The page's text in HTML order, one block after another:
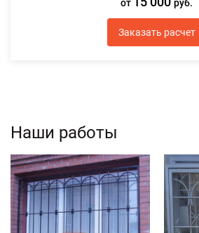
от руб.
Заказать расчет
Наши работы